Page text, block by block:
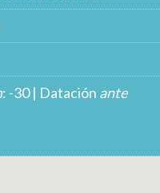
: -30 | Datación ante